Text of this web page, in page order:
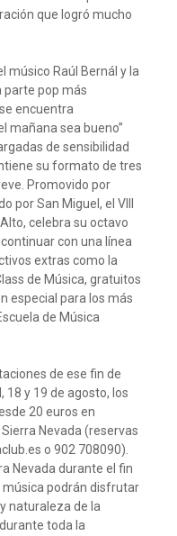
que logró mucho
músico Raúl Bernál y la
parte pop más
encuentra
mañana sea bueno”
de sensibilidad
su formato de tres
Promovido por
por San Miguel, el VIII
celebra su octavo
con una línea
extras como la
de Música, gratuitos
especial para los más
de Música
de ese fin de
y 19 de agosto, los
20 euros en
Nevada (reservas
o 902 708090).
Nevada durante el fin
podrán disfrutar
naturaleza de la
toda la